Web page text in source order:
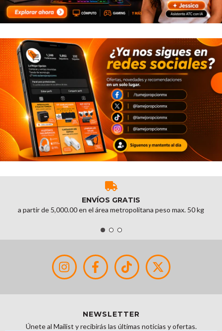
ENVÍOS GRATIS
a partir de 5,000.00 en el área metropolitana peso max. 50 kg
NEWSLETTER
Únete al Mailist y recibirás las últimas noticias y ofertas.